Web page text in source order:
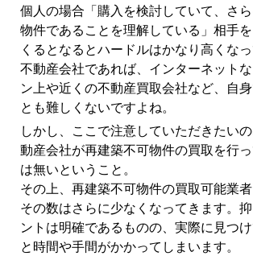
個人の場合「購入を検討していて、さ
物件であることを理解している」相手
くるとなるとハードルはかなり高くなっ
不動産会社であれば、インターネット
ン上や近くの不動産買取会社など、自
とも難しくないですよね。
しかし、ここで注意していただきたい
動産会社が再建築不可物件の買取を行
は無いということ。
その上、再建築不可物件の買取可能業者
その数はさらに少なくなってきます。
ントは明確であるものの、実際に見つ
と時間や手間がかかってしまいます。